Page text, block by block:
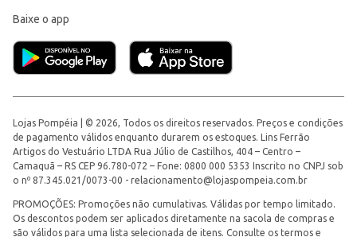
Baixe o app
Lojas Pompéia | © 2026, Todos os direitos reservados. Preços e condições
de pagamento válidos enquanto durarem os estoques. Lins Ferrão
Artigos do Vestuário LTDA Rua Júlio de Castilhos, 404 – Centro –
Camaquã – RS CEP 96.780-072 – Fone: 0800 000 5353 Inscrito no CNPJ sob
o nº 87.345.021/0073-00 - relacionamento@lojaspompeia.com.br
PROMOÇÕES: Promoções não cumulativas. Válidas por tempo limitado.
Os descontos podem ser aplicados diretamente na sacola de compras e
são válidos para uma lista selecionada de itens. Consulte os termos e